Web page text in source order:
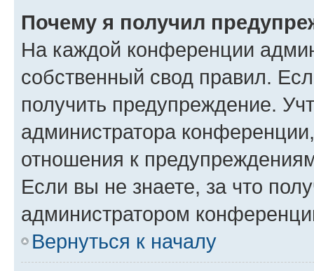
Почему я получил
На каждой конференции
собственный свод правил.
получить предупреждение.
администратора
отношения к
Если вы не знаете, за что
администратором
Вернуться к началу